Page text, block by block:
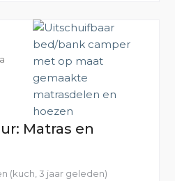
Matras en
(kuch, 3 jaar geleden)